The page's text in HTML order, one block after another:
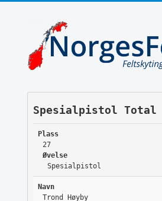
Spesialpistol Total
Plass
27
Øvelse
Spesialpistol
Navn
Trond Høyby